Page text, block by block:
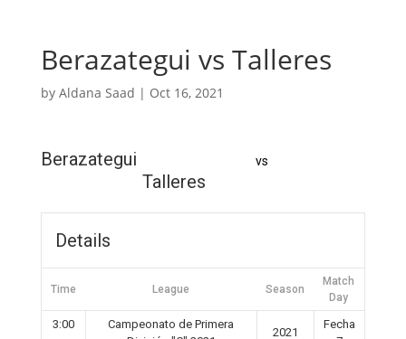
Berazategui vs Talleres
by Aldana Saad | Oct 16, 2021
Berazategui vs
Talleres
Details
Time League Season
Match
Day
3:00
Campeonato de Primera
2021
Fecha